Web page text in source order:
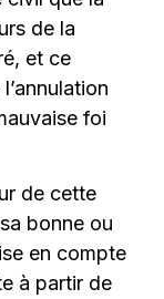
de la
et ce
foi
de cette
bonne ou
en compte
à partir de